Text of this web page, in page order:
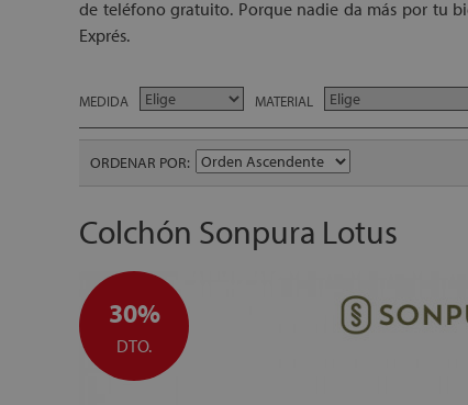
de teléfono gratuito. Porque nadie da más por tu
Exprés.
MEDIDA MATERIAL
ORDENAR POR
Colchón Sonpura Lotus
30%
DTO.